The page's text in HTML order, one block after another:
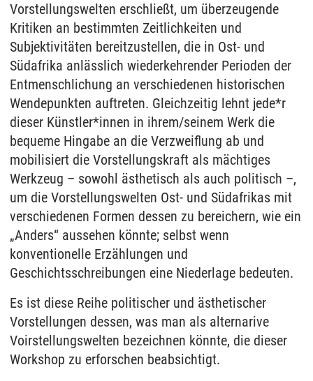
Vorstellungswelten erschließt, um überzeugende
Kritiken an bestimmten Zeitlichkeiten und
Subjektivitäten bereitzustellen, die in Ost- und
Südafrika anlässlich wiederkehrender Perioden der
Entmenschlichung an verschiedenen historischen
Wendepunkten auftreten. Gleichzeitig lehnt jede*r
dieser Künstler*innen in ihrem/seinem Werk die
bequeme Hingabe an die Verzweiflung ab und
mobilisiert die Vorstellungskraft als mächtiges
Werkzeug – sowohl ästhetisch als auch politisch –,
um die Vorstellungswelten Ost- und Südafrikas mit
verschiedenen Formen dessen zu bereichern, wie ein
„Anders“ aussehen könnte; selbst wenn
konventionelle Erzählungen und
Geschichtsschreibungen eine Niederlage bedeuten.
Es ist diese Reihe politischer und ästhetischer
Vorstellungen dessen, was man als alternarive
Voirstellungswelten bezeichnen könnte, die dieser
Workshop zu erforschen beabsichtigt.